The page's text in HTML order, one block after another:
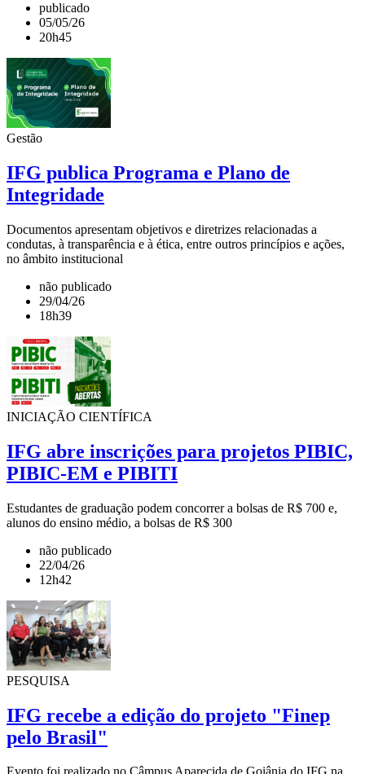
publicado
05/05/26
20h45
Gestão
IFG publica Programa e Plano de
Integridade
Documentos apresentam objetivos e diretrizes relacionadas a
condutas, à transparência e à ética, entre outros princípios e ações,
no âmbito institucional
não publicado
29/04/26
18h39
INICIAÇÃO CIENTÍFICA
IFG abre inscrições para projetos PIBIC,
PIBIC-EM e PIBITI
Estudantes de graduação podem concorrer a bolsas de R$ 700 e,
alunos do ensino médio, a bolsas de R$ 300
não publicado
22/04/26
12h42
PESQUISA
IFG recebe a edição do projeto "Finep
pelo Brasil"